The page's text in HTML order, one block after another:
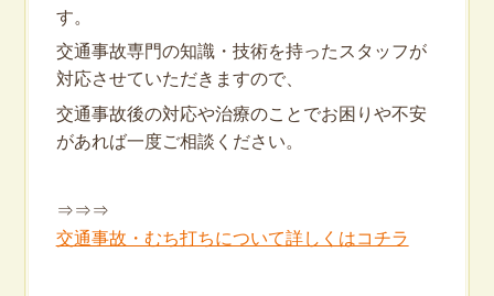
す。
交通事故専門の知識・技術を持ったスタッフが
対応させていただきますので、
交通事故後の対応や治療のことでお困りや不安
があれば一度ご相談ください。
⇒⇒⇒
交通事故・むち打ちについて詳しくはコチラ